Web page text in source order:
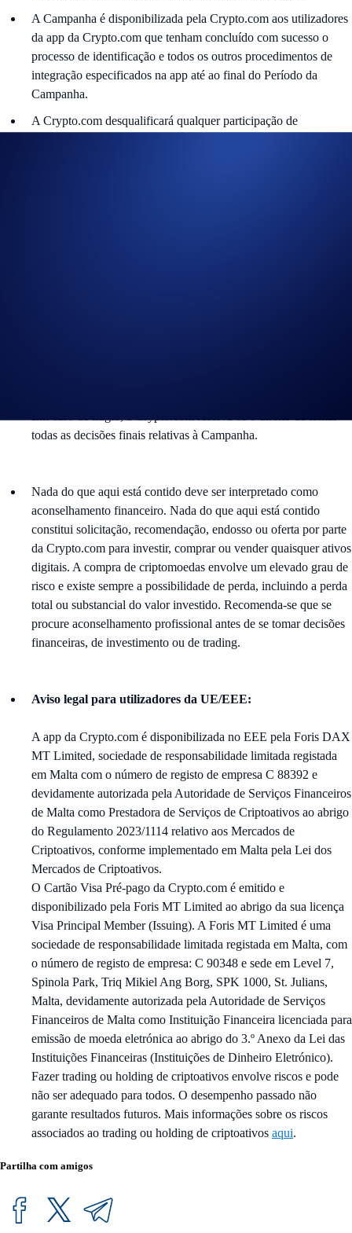
A Campanha é disponibilizada pela Crypto.com aos utilizadores
da app da Crypto.com que tenham concluído com sucesso o
processo de identificação e todos os outros procedimentos de
integração especificados na app até ao final do Período da
Campanha.
A Crypto.com desqualificará qualquer participação de
todas as decisões finais relativas à Campanha.
Nada do que aqui está contido deve ser interpretado como
aconselhamento financeiro. Nada do que aqui está contido
constitui solicitação, recomendação, endosso ou oferta por parte
da Crypto.com para investir, comprar ou vender quaisquer ativos
digitais. A compra de criptomoedas envolve um elevado grau de
risco e existe sempre a possibilidade de perda, incluindo a perda
total ou substancial do valor investido. Recomenda-se que se
procure aconselhamento profissional antes de se tomar decisões
financeiras, de investimento ou de trading.
Aviso legal para utilizadores da UE/EEE:
A app da Crypto.com é disponibilizada no EEE pela Foris DAX
MT Limited, sociedade de responsabilidade limitada registada
em Malta com o número de registo de empresa C 88392 e
devidamente autorizada pela Autoridade de Serviços Financeiros
de Malta como Prestadora de Serviços de Criptoativos ao abrigo
do Regulamento 2023/1114 relativo aos Mercados de
Criptoativos, conforme implementado em Malta pela Lei dos
Mercados de Criptoativos.
O Cartão Visa Pré-pago da Crypto.com é emitido e
disponibilizado pela Foris MT Limited ao abrigo da sua licença
Visa Principal Member (Issuing). A Foris MT Limited é uma
sociedade de responsabilidade limitada registada em Malta, com
o número de registo de empresa: C 90348 e sede em Level 7,
Spinola Park, Triq Mikiel Ang Borg, SPK 1000, St. Julians,
Malta, devidamente autorizada pela Autoridade de Serviços
Financeiros de Malta como Instituição Financeira licenciada para
emissão de moeda eletrónica ao abrigo do 3.º Anexo da Lei das
Instituições Financeiras (Instituições de Dinheiro Eletrónico).
Fazer trading ou holding de criptoativos envolve riscos e pode
não ser adequado para todos. O desempenho passado não
garante resultados futuros. Mais informações sobre os riscos
associados ao trading ou holding de criptoativos aqui.
Partilha com amigos